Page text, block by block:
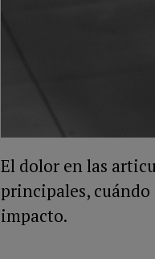
El dolor en las
principales,
impacto.